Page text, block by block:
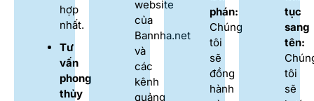
hợp
nhất.
Tư
vấn
phong
thủy
website
của
Bannha.net
và
các
kênh
quảng
phán:
Chúng
tôi
sẽ
đồng
hành
tục
sang
tên:
tôi
sẽ